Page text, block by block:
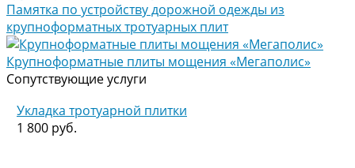
Памятка по устройству дорожной одежды из
крупноформатных тротуарных плит
Крупноформатные плиты мощения «Мегаполис»
Сопутствующие услуги
Укладка тротуарной плитки
1 800 руб.